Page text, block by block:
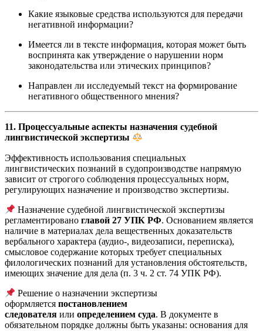
Какие языковые средства используются для передачи
негативной информации?
Имеется ли в тексте информация, которая может быть
воспринята как утверждение о нарушении норм
законодательства или этических принципов?
Направлен ли исследуемый текст на формирование
негативного общественного мнения?
11. Процессуальные аспекты назначения судебной
лингвистической экспертизы
Эффективность использования специальных
лингвистических познаний в судопроизводстве напрямую
зависит от строгого соблюдения процессуальных норм,
регулирующих назначение и производство экспертизы.
Назначение судебной лингвистической экспертизы
регламентировано главой 27 УПК РФ. Основанием является
наличие в материалах дела вещественных доказательств
вербального характера (аудио-, видеозаписи, переписка),
смысловое содержание которых требует специальных
филологических познаний для установления обстоятельств,
имеющих значение для дела (п. 3 ч. 2 ст. 74 УПК РФ).
Решение о назначении экспертизы
оформляется постановлением
следователя или определением суда. В документе в
обязательном порядке должны быть указаны: основания для